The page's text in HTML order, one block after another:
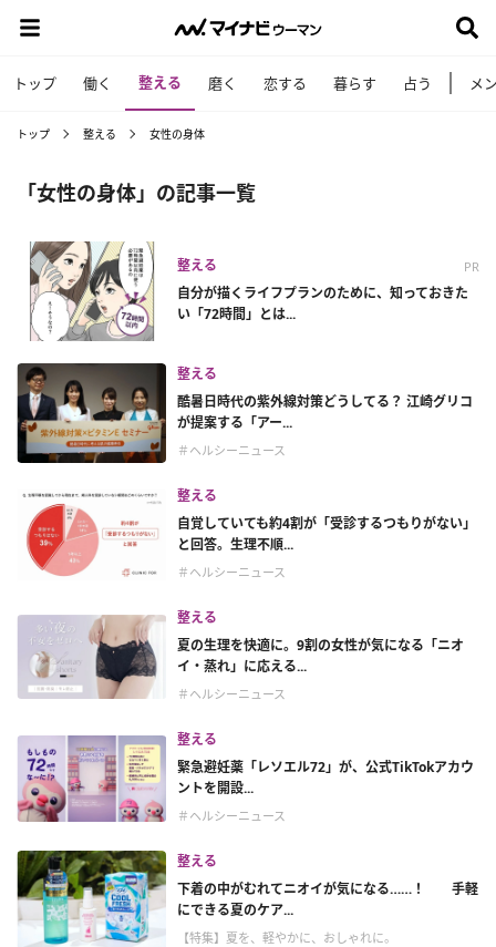
トップ 働く 整える 磨く 恋する 暮らす 占う メ
トップ 整える 女性の身体
「女性の身体」の記事一覧
整える PR
自分が描くライフプランのために、知っておきた
い「72時間」とは...
整える
酷暑日時代の紫外線対策どうしてる？ 江崎グリコ
が提案する「アー...
＃ヘルシーニュース
整える
自覚していても約4割が「受診するつもりがない」
と回答。生理不順...
＃ヘルシーニュース
整える
夏の生理を快適に。9割の女性が気になる「ニオ
イ・蒸れ」に応える...
＃ヘルシーニュース
整える
緊急避妊薬「レソエル72」が、公式TikTokアカウ
ントを開設...
＃ヘルシーニュース
整える
下着の中がむれてニオイが気になる……！ 手軽
にできる夏のケア...
【特集】夏を、軽やかに、おしゃれに。